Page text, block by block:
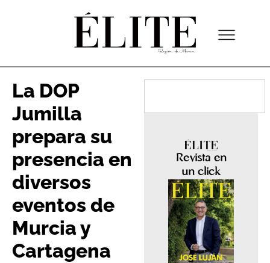
La DOP
Jumilla
prepara su
presencia en
diversos
eventos de
Murcia y
Cartagena
Revista en
un click